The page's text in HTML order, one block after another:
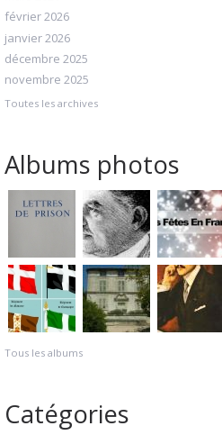
février 2026
janvier 2026
décembre 2025
novembre 2025
Toutes les archives
Albums photos
Tous les albums
Catégories